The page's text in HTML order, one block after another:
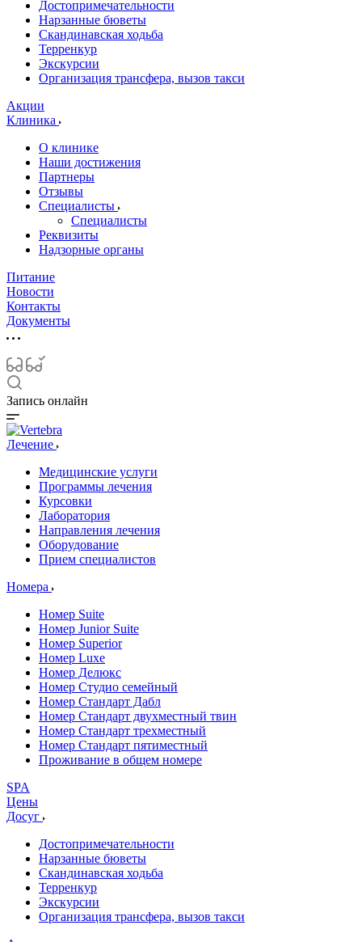
Достопримечательности
Нарзанные бюветы
Скандинавская ходьба
Терренкур
Экскурсии
Организация трансфера, вызов такси
Акции
Клиника
О клинике
Наши достижения
Партнеры
Отзывы
Специалисты
Специалисты
Реквизиты
Надзорные органы
Питание
Новости
Контакты
Документы
Запись онлайн
Лечение
Медицинские услуги
Программы лечения
Курсовки
Лаборатория
Направления лечения
Оборудование
Прием специалистов
Номера
Номер Suite
Номер Junior Suite
Номер Superior
Номер Luxe
Номер Делюкс
Номер Студио семейный
Номер Стандарт Дабл
Номер Стандарт двухместный твин
Номер Стандарт трехместный
Номер Стандарт пятиместный
Проживание в общем номере
SPA
Цены
Досуг
Достопримечательности
Нарзанные бюветы
Скандинавская ходьба
Терренкур
Экскурсии
Организация трансфера, вызов такси